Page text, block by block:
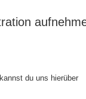
du uns hierüber